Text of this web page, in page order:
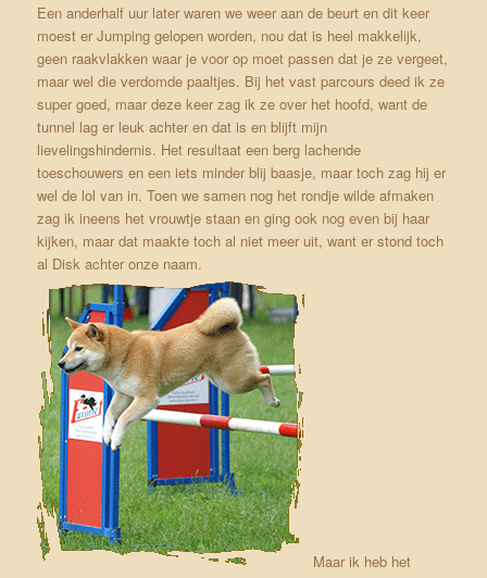
Een anderhalf uur later waren we weer aan de beurt en dit keer
moest er Jumping gelopen worden, nou dat is heel makkelijk,
geen raakvlakken waar je voor op moet passen dat je ze vergeet,
maar wel die verdomde paaltjes. Bij het vast parcours deed ik ze
super goed, maar deze keer zag ik ze over het hoofd, want de
tunnel lag er leuk achter en dat is en blijft mijn
lievelingshindernis. Het resultaat een berg lachende
toeschouwers en een iets minder blij baasje, maar toch zag hij er
wel de lol van in. Toen we samen nog het rondje wilde afmaken
zag ik ineens het vrouwtje staan en ging ook nog even bij haar
kijken, maar dat maakte toch al niet meer uit, want er stond toch
al Disk achter onze naam.
Maar ik heb het